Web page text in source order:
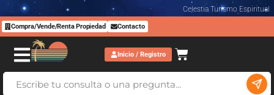
Celestia Turismo Espiritual
Compra/Vende/Renta Propiedad Contacto
Inicio / Registro